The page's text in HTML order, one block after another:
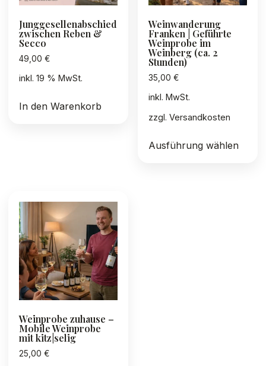
Junggesellenabschied
zwischen Reben &
Secco
49,00 €
inkl. 19 % MwSt.
In den Warenkorb
Weinwanderung
Franken | Geführte
Weinprobe im
Weinberg (ca. 2
Stunden)
35,00€
inkl. MwSt.
zzgl.Versandkosten
Ausführung wählen
Weinprobe zuhause –
Mobile Weinprobe
mit kitz|selig
25,00 €